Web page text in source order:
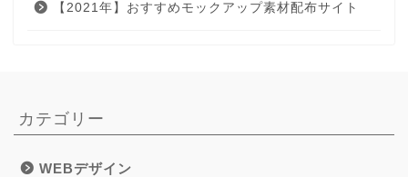
【2021年】おすすめモックアップ素材配布サイト
カテゴリー
WEBデザイン